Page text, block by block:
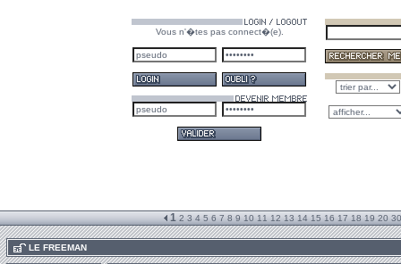
Vous n'�tes pas connect�(e).
1 2 3 4 5 6 7 8 9 10 11 12 13 14 15 16 17 18 19 20 30
LE FREEMAN